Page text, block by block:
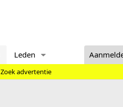
Leden
Zoek advertentie